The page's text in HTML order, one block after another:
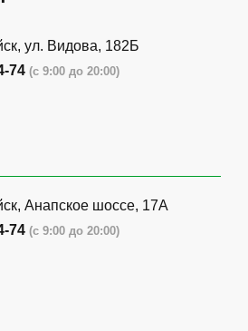
ул. Видова, 182Б
74 (с 9:00 до 20:00)
Анапское шоссе, 17А
74 (с 9:00 до 20:00)